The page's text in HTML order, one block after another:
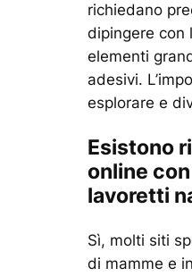
richiedano
dipingere con
elementi
adesivi.
esplorare e
Esistono
online
lavoretti
Sì, molti siti
di mamme e